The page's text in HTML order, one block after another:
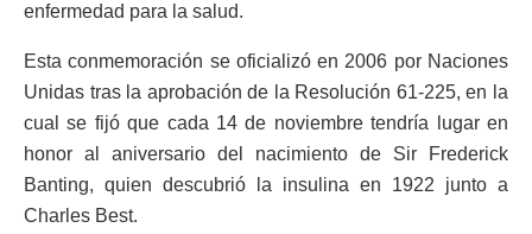
enfermedad para la salud.
Esta conmemoración se oficializó en 2006 por Naciones
Unidas tras la aprobación de la Resolución 61-225, en la
cual se fijó que cada 14 de noviembre tendría lugar en
honor al aniversario del nacimiento de Sir Frederick
Banting, quien descubrió la insulina en 1922 junto a
Charles Best.